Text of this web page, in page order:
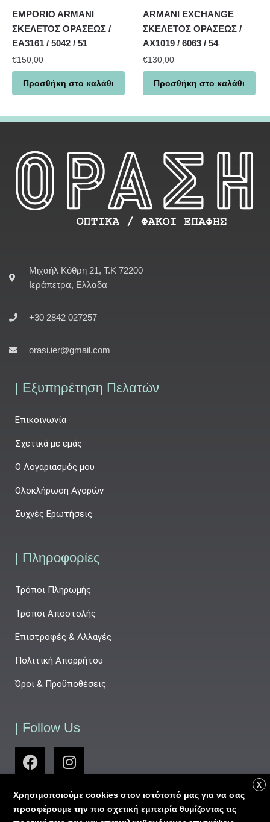
EMPORIO ARMANI
ΣΚΕΛΕΤΟΣ ΟΡΑΣΕΩΣ /
EA3161 / 5042 / 51
€150,00
Προσθήκη στο καλάθι
ARMANI EXCHANGE
ΣΚΕΛΕΤΟΣ ΟΡΑΣΕΩΣ /
AX1019 / 6063 / 54
€130,00
Προσθήκη στο καλάθι
Μιχαήλ Κόθρη 21, Τ.Κ 72200
Ιεράπετρα, Ελλαδα
+30 2842 027257
orasi.ier@gmail.com
| Εξυπηρέτηση Πελατών
Επικοινωνία
Σχετικά με εμάς
Ο Λογαριασμός μου
Ολοκλήρωση Αγορών
Συχνές Ερωτήσεις
| Πληροφορίες
Τρόποι Πληρωμής
Τρόποι Αποστολής
Επιστροφές & Αλλαγές
Πολιτική Απορρήτου
Όροι & Προϋποθέσεις
| Follow Us
X
Χρησιμοποιούμε cookies στον ιστότοπό μας για να σας
προσφέρουμε την πιο σχετική εμπειρία θυμίζοντας τις